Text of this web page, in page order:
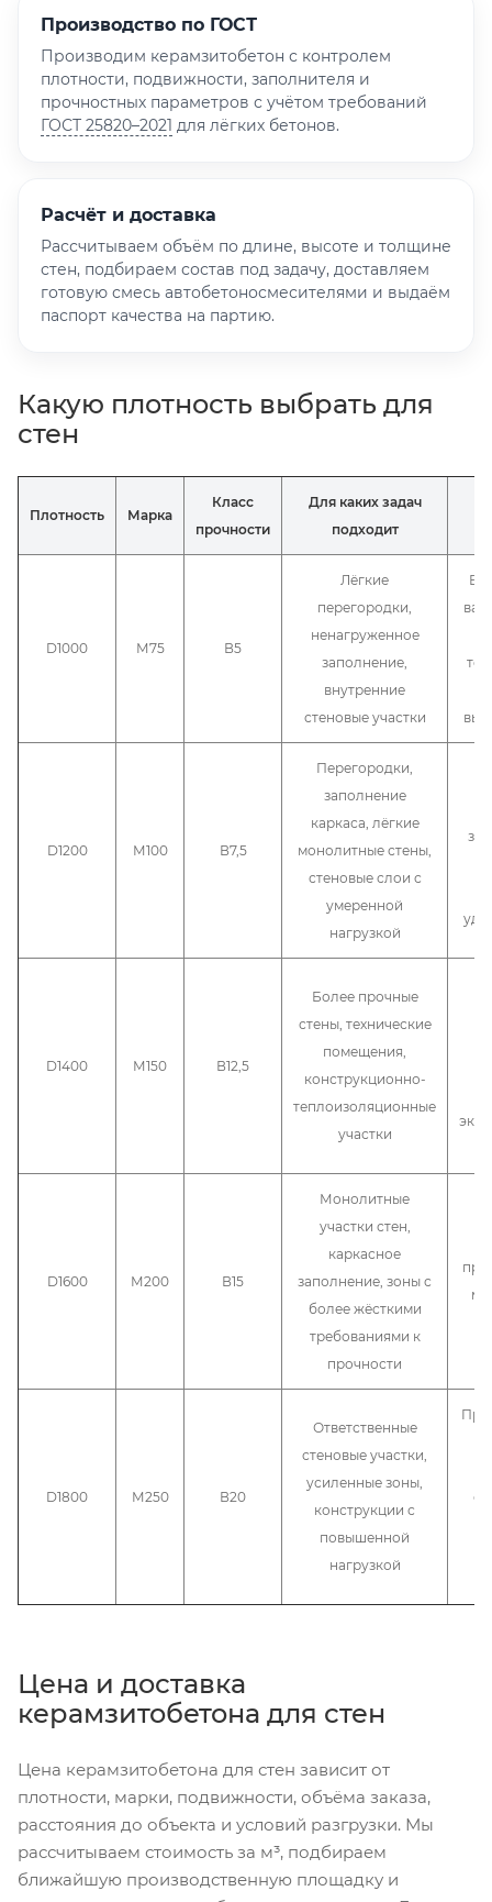
Производство по ГОСТ
Производим керамзитобетон с контролем
плотности, подвижности, заполнителя и
прочностных параметров с учётом требований
ГОСТ 25820–2021 для лёгких бетонов.
Расчёт и доставка
Рассчитываем объём по длине, высоте и толщине
стен, подбираем состав под задачу, доставляем
готовую смесь автобетоносмесителями и выдаём
паспорт качества на партию.
Какую плотность выбрать для
стен
Плотность Марка
Класс
прочности
Для каких задач
подходит
D1000 М75 В5
Лёгкие
перегородки,
ненагруженное
заполнение,
внутренние
стеновые участки
D1200 М100 В7,5
Перегородки,
заполнение
каркаса, лёгкие
монолитные стены,
стеновые слои с
умеренной
нагрузкой
D1400 М150 В12,5
Более прочные
стены, технические
помещения,
конструкционно-
теплоизоляционные
участки
D1600 М200 В15
Монолитные
участки стен,
каркасное
заполнение, зоны с
более жёсткими
требованиями к
прочности
D1800 М250 В20
Ответственные
стеновые участки,
усиленные зоны,
конструкции с
повышенной
нагрузкой
Цена и доставка
керамзитобетона для стен
Цена керамзитобетона для стен зависит от
плотности, марки, подвижности, объёма заказа,
расстояния до объекта и условий разгрузки. Мы
рассчитываем стоимость за м³, подбираем
ближайшую производственную площадку и